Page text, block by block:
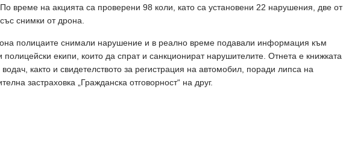
време на акцията са проверени 98 коли, като са установени 22 нарушения, две от
снимки от дрона.
полицаите снимали нарушение и в реално време подавали информация към
полицейски екипи, които да спрат и санкционират нарушителите. Отнета е книжката
както и свидетелството за регистрация на автомобил, поради липса на
застраховка „Гражданска отговорност“ на друг.